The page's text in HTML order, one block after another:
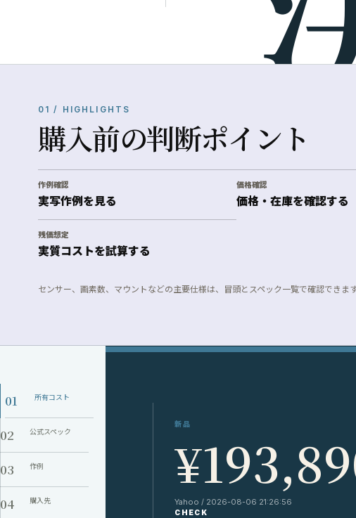
01 / HIGHLIGHTS
購入前の判断ポイント
作例確認
実写作例を見る
価格確認
価格・在庫を確認する
残価想定
実質コストを試算する
センサー、画素数、マウントなどの主要仕様は、冒頭とスペック一覧で確認できます
01 所有コスト
02 公式スペック
03 作例
04 購入先
新品
Yahoo / 2026-08-06 21:26:56
CHECK